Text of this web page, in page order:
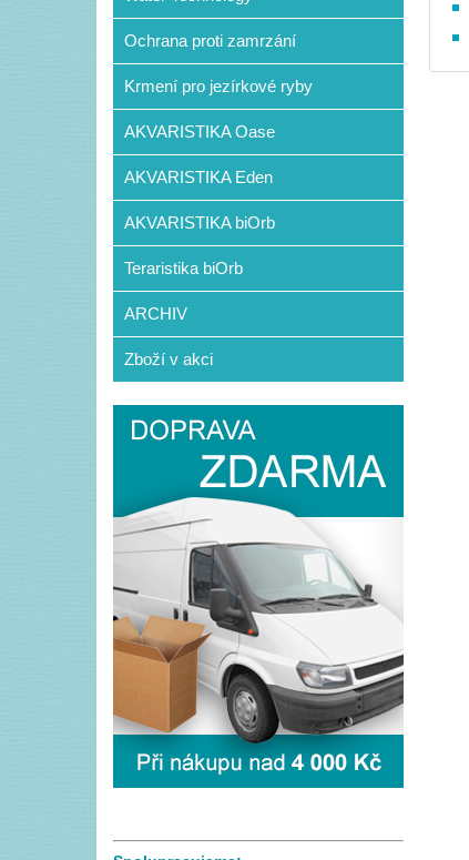
Ochrana proti zamrzání
Krmení pro jezírkové ryby
AKVARISTIKA Oase
AKVARISTIKA Eden
AKVARISTIKA biOrb
Teraristika biOrb
ARCHIV
Zboží v akci